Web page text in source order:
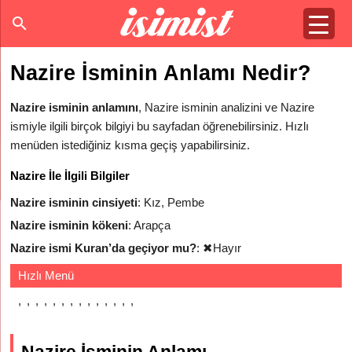
Nazire İsminin Anlamı Nedir?
Nazire isminin anlamını, Nazire isminin analizini ve Nazire
ismiyle ilgili birçok bilgiyi bu sayfadan öğrenebilirsiniz. Hızlı
menüden istediğiniz kısma geçiş yapabilirsiniz.
Nazire İle İlgili Bilgiler
Nazire isminin cinsiyeti: Kız, Pembe
Nazire isminin kökeni: Arapça
Nazire ismi Kuran’da geçiyor mu?: ✖Hayır
Hızlı Menü